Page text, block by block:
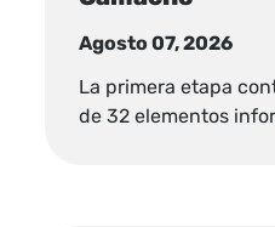
Agosto 07, 2026
La primera etapa
de 32 elementos